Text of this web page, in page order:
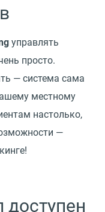
управлять
просто.
— система сама
местному
настолько,
—